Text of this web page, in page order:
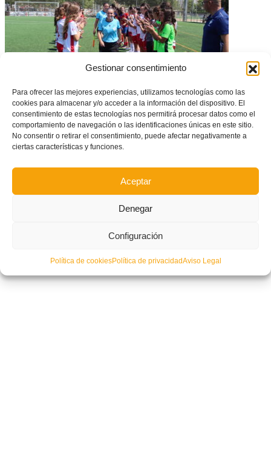
Gestionar consentimiento
Para ofrecer las mejores experiencias, utilizamos tecnologías como las
cookies para almacenar y/o acceder a la información del dispositivo. El
consentimiento de estas tecnologías nos permitirá procesar datos como el
comportamiento de navegación o las identificaciones únicas en este sitio.
No consentir o retirar el consentimiento, puede afectar negativamente a
ciertas características y funciones.
Aceptar
Denegar
Configuración
Política de cookiesPolítica de privacidadAviso Legal
Definidas las primeras finales de Copa Oro y Plata Valenta en categorías
infantil y juvenil/cadete